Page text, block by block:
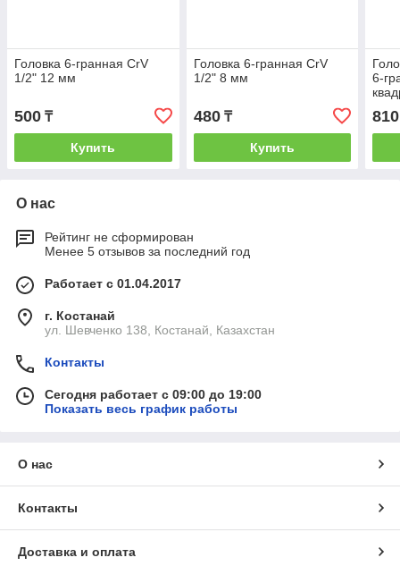
Головка 6-гранная CrV
1/2" 12 мм
500 ₸
Купить
Головка 6-гранная CrV
1/2" 8 мм
480₸
Купить
6-
810
О нас
Рейтинг не сформирован
Менее 5 отзывов за последний год
Работает с 01.04.2017
г. Костанай
ул. Шевченко 138, Костанай, Казахстан
Контакты
Сегодня работает с 09:00 до 19:00
Показать весь график работы
О нас
Контакты
Доставка и оплата